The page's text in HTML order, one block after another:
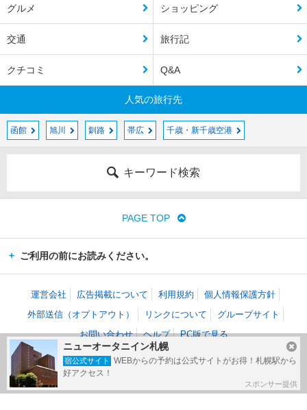
ニューオータニイン札幌
宿公式サイト
WEBからの予約は公式サイトがお得！札幌駅から
好アクセス！
スポンサー提供
グルメ ショッピング
交通 旅行記
クチコミ Q&A
人気の旅行先
函館 旭川 釧路 帯広 千歳・新千歳空港
キーワード検索
PAGE TOP
ご利用の前にお読みください。
運営会社 広告掲載について 利用規約
個人情報保護方針
外部送信（オプトアウト）
リンクについて
グループサイト
お問い合わせ
ヘルプ PC版で見る
(c) Kakaku.com, Inc. All Rights Reserved.
掲載情報・写真など、すべてのコンテンツの無断複写・転載・公衆送信等を禁じま